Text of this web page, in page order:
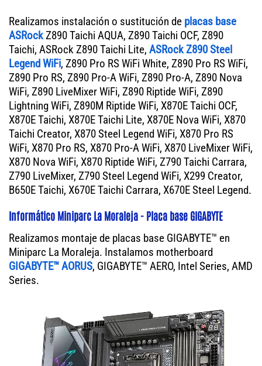
Realizamos instalación o sustitución de placas base
ASRockZ890 Taichi AQUA, Z890 Taichi OCF, Z890
Taichi, ASRock Z890 Taichi Lite, ASRock Z890 Steel
Legend WiFi, Z890 Pro RS WiFi White, Z890 Pro RS WiFi,
Z890 Pro RS, Z890 Pro-A WiFi, Z890 Pro-A, Z890 Nova
WiFi, Z890 LiveMixer WiFi, Z890 Riptide WiFi, Z890
Lightning WiFi, Z890M Riptide WiFi, X870E Taichi OCF,
X870E Taichi, X870E Taichi Lite, X870E Nova WiFi, X870
Taichi Creator, X870 Steel Legend WiFi, X870 Pro RS
WiFi, X870 Pro RS, X870 Pro-A WiFi, X870 LiveMixer WiFi,
X870 Nova WiFi, X870 Riptide WiFi, Z790 Taichi Carrara,
Z790 LiveMixer, Z790 Steel Legend WiFi, X299 Creator,
B650E Taichi, X670E Taichi Carrara, X670E Steel Legend.
Informático Miniparc La Moraleja - Placa base GIGABYTE
Realizamos montaje de placas base GIGABYTE™ en
Miniparc La Moraleja. Instalamos motherboard
GIGABYTE™ AORUS, GIGABYTE™ AERO, Intel Series, AMD
Series.